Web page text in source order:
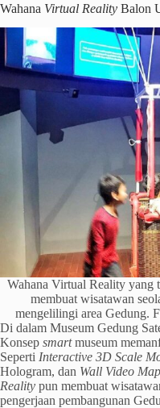
Wahana Virtual Reality Balon
Wahana Virtual Reality yang
membuat wisatawan
mengelilingi area Gedung.
Di dalam Museum Gedung
Konsep smartmuseum
Seperti Interactive 3D Scale
Hologram, dan Wall Video
Reality pun membuat
pengerjaan pembangunan